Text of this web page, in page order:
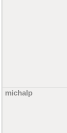
michalp